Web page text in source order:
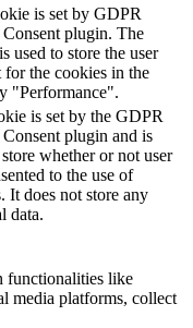
is set by GDPR
plugin. The
used to store the user
for the cookies in the
"Performance".
is set by the GDPR
plugin and is
whether or not user
to the use of
It does not store any
data.
functionalities like
media platforms, collect